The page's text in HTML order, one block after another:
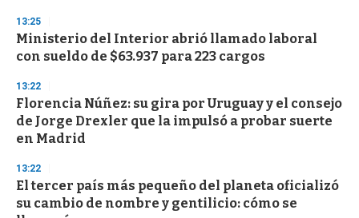
13:25
Ministerio del Interior abrió llamado laboral
con sueldo de $63.937 para 223 cargos
13:22
Florencia Núñez: su gira por Uruguay y el consejo
de Jorge Drexler que la impulsó a probar suerte
en Madrid
13:22
El tercer país más pequeño del planeta oficializó
su cambio de nombre y gentilicio: cómo se